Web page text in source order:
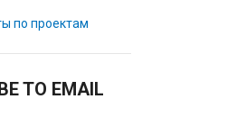
по проектам
TO EMAIL